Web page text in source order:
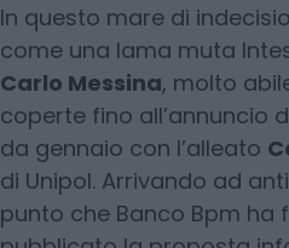
In questo mare di
come una lama muta
Carlo Messina, molto
coperte fino all’annuncio
da gennaio con l’alleato
di Unipol. Arrivando ad
punto che Banco Bpm